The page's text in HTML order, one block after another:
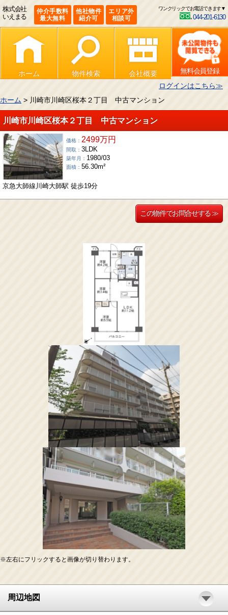
株式会社
いえまる
仲介手数料
最大無料
他社物件
紹介可
エリア外
相談可
ワンクリックでお電話できます▼
044-201-6130
ホーム 物件検索 会社概要
無料会員登録
ログインはこちら≫
ホーム > 川崎市川崎区桜本２丁目 中古マンション
川崎市川崎区桜本２丁目 中古マンション
価格： 2499万円
間取： 3LDK
築年月： 1980/03
面積： 56.30m²
京急大師線川崎大師駅 徒歩19分
この物件でお問合せする ≫
※左右にフリックすると画像が切り替わります。
周辺地図